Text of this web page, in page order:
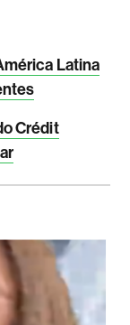
Latina
Crédit